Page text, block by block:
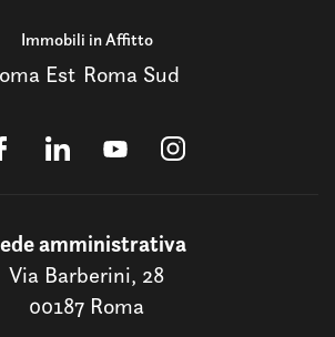
Immobili in Affitto
Est Roma Sud
amministrativa
Via Barberini, 28
00187 Roma